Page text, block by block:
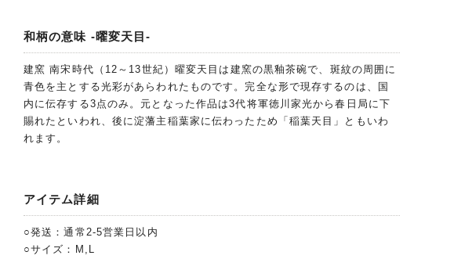
和柄の意味 -曜変天目-
建窯 南宋時代（12～13世紀）曜変天目は建窯の黒釉茶碗で、斑紋の周囲に
青色を主とする光彩があらわれたものです。完全な形で現存するのは、国
内に伝存する3点のみ。元となった作品は3代将軍徳川家光から春日局に下
賜れたといわれ、後に淀藩主稲葉家に伝わったため「稲葉天目」ともいわ
れます。
アイテム詳細
○発送：通常2-5営業日以内
○サイズ：M,L